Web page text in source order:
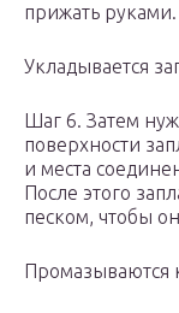
прижать руками.
Укладывается
Шаг 6. Затем
поверхности
и места
После этого
песком, чтобы
Промазываются